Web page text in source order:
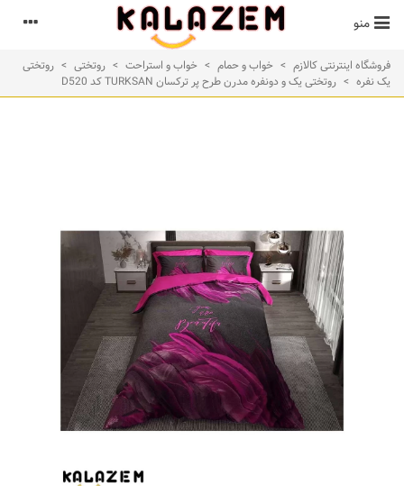
منو
فروشگاه اینترنتی کالازم > خواب و حمام > خواب و استراحت > روتختی > روتختی
یک نفره > روتختی یک و دونفره مدرن طرح پر ترکسان TURKSAN کد D520